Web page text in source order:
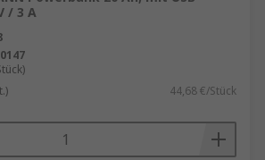
/ 3 A
44,68 €/Stück